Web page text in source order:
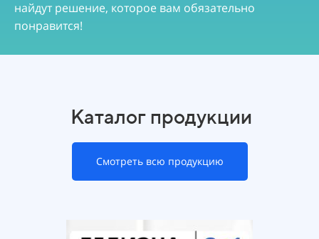
найдут решение, которое вам обязательно
понравится!
Каталог продукции
Смотреть всю продукцию